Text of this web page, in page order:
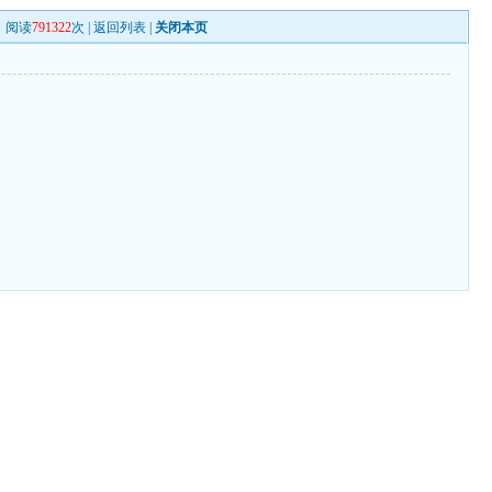
阅读791322次 |返回列表 关闭本页